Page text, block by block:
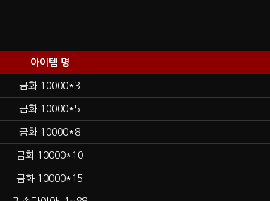
아이템 명
금화 10000*3
금화 10000*5
금화 10000*8
금화 10000*10
금화 10000*15